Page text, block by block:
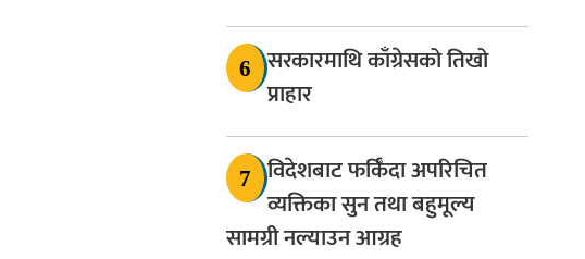
6
सरकारमाथि काँग्रेसको तिखो
प्राहार
7
विदेशबाट फर्किँदा अपरिचित
व्यक्तिका सुन तथा बहुमूल्य
सामग्री नल्याउन आग्रह